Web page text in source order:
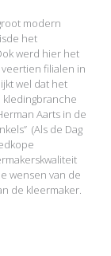
modern
het
werd hier het
filialen in
wel dat het
Aarts in de
(Als de Dag
wensen van de
de kleermaker.